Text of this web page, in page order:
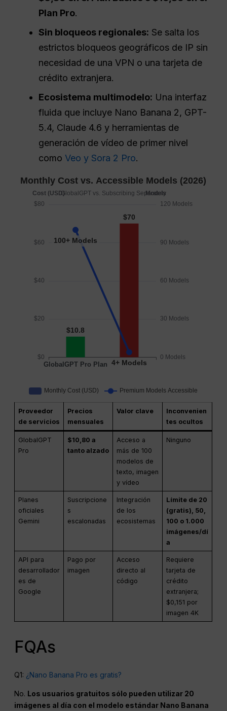
Plan Pro.
Sin bloqueos regionales: Se salta los
estrictos bloqueos geográficos de IP sin
necesidad de una VPN o una tarjeta de
crédito extranjera.
Ecosistema multimodelo: Una interfaz
fluida que incluye Nano Banana 2, GPT-
5.4, Claude 4.6 y herramientas de
generación de vídeo de primer nivel
comoVeo y Sora 2 Pro.
Proveedor
de servicios
Precios
mensuales
Valor clave
Inconvenien
tes ocultos
GlobalGPT
Pro
$10,80 a
tanto alzado
Acceso a
más de 100
modelos de
texto, imagen
y vídeo
Ninguno
Planes
oficiales
Gemini
Suscripcione
s
escalonadas
Integración
de los
ecosistemas
Límite de 20
(gratis), 50,
100 o 1.000
imágenes/dí
a
API para
desarrollador
es de
Google
Pago por
imagen
Acceso
directo al
código
Requiere
tarjeta de
crédito
extranjera;
$0,151 por
imagen 4K
FQAs
Q1: ¿Nano Banana Pro es gratis?
No. Los usuarios gratuitos sólo pueden utilizar 20
imágenes al día con el modelo estándar Nano Banana